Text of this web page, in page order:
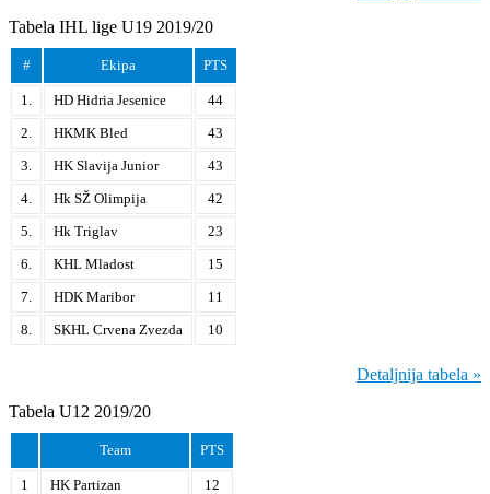
Tabela IHL lige U19 2019/20
# Ekipa PTS
1. HD Hidria Jesenice
44
2.
HKMK Bled
43
3.
HK Slavija Junior
43
4.
Hk SŽ Olimpija
42
5.
Hk Triglav
23
6.
KHL Mladost
15
7.
HDK Maribor
11
8.
SKHL Crvena Zvezda 10
Detaljnija tabela »
Tabela U12 2019/20
Team PTS
1 HK Partizan
12